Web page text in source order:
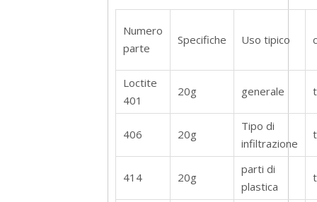
Numero
parte
Specifiche Uso tipico
Loctite
401
20g generale
406 20g
Tipo di
infiltrazione
414 20g
parti di
plastica